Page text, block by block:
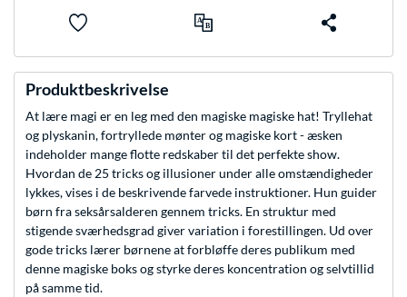
Produktbeskrivelse
At lære magi er en leg med den magiske magiske hat! Tryllehat
og plyskanin, fortryllede mønter og magiske kort - æsken
indeholder mange flotte redskaber til det perfekte show.
Hvordan de 25 tricks og illusioner under alle omstændigheder
lykkes, vises i de beskrivende farvede instruktioner. Hun guider
børn fra seksårsalderen gennem tricks. En struktur med
stigende sværhedsgrad giver variation i forestillingen. Ud over
gode tricks lærer børnene at forbløffe deres publikum med
denne magiske boks og styrke deres koncentration og selvtillid
på samme tid.